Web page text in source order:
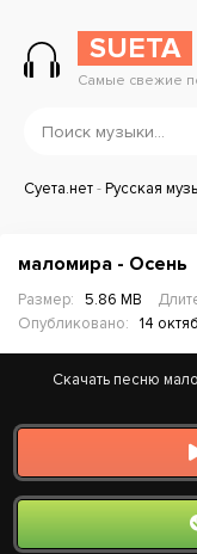
SUETA
Самые свежие
Суета.нет-Русская
маломира - Осень
Размер: 5.86 MB
Опубликовано:
14
Скачать песню